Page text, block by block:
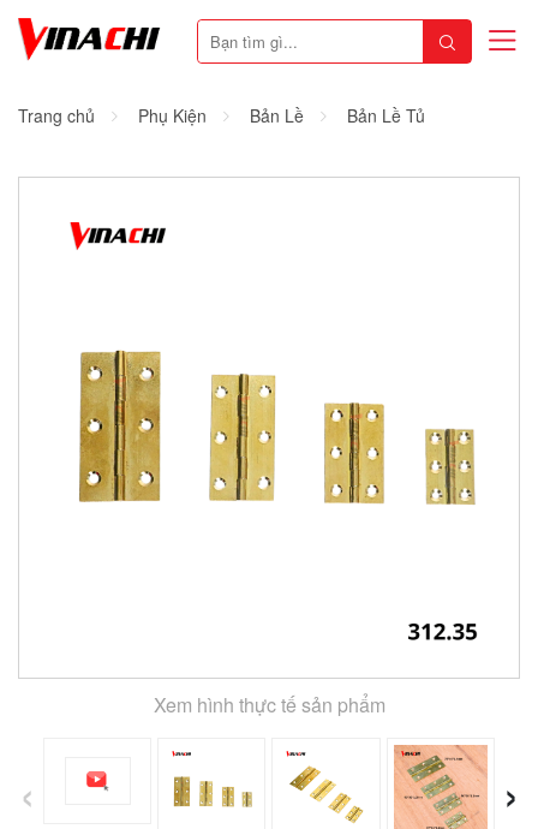
Trang chủ Phụ Kiện Bản Lề Bản Lề Tủ
Xem hình thực tế sản phẩm
‹ ›